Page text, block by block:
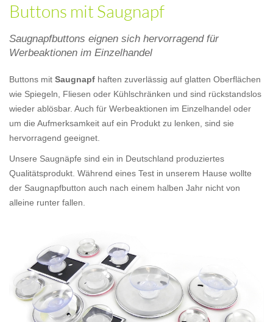
Buttons mit Saugnapf
Saugnapfbuttons eignen sich hervorragend für
Werbeaktionen im Einzelhandel
Buttons mit Saugnapf haften zuverlässig auf glatten Oberflächen
wie Spiegeln, Fliesen oder Kühlschränken und sind rückstandslos
wieder ablösbar. Auch für Werbeaktionen im Einzelhandel oder
um die Aufmerksamkeit auf ein Produkt zu lenken, sind sie
hervorragend geeignet.
Unsere Saugnäpfe sind ein in Deutschland produziertes
Qualitätsprodukt. Während eines Test in unserem Hause wollte
der Saugnapfbutton auch nach einem halben Jahr nicht von
alleine runter fallen.